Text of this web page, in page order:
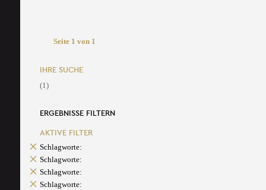
Seite 1 von 1
IHRE SUCHE
(1)
ERGEBNISSE FILTERN
AKTIVE FILTER
Schlagworte:
Schlagworte:
Schlagworte:
Schlagworte: